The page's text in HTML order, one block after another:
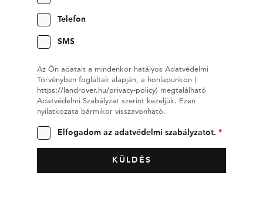
Telefon
SMS
Az Ön adatait a mindenkor hatályos Adatvédelmi
Törvényben foglaltak alapján, a honlapunkon (
https://landrover.hu/privacy-policy) megtalálható
Adatvédelmi Szabályzat szerint kezeljük. Ezen
nyilatkozata bármikor visszavonható.
Elfogadom az adatvédelmi szabályzatot. *